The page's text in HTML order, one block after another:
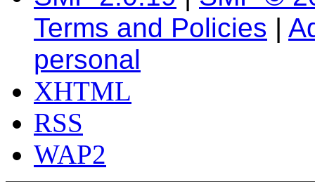
Terms and Policies |
personal
XHTML
RSS
WAP2